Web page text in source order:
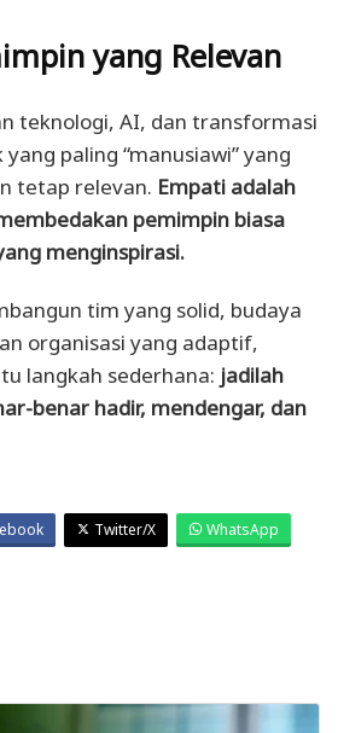
yang Relevan
teknologi, AI, dan transformasi
paling “manusiawi” yang
tetap relevan. Empati adalah
pemimpin biasa
menginspirasi.
tim yang solid, budaya
organisasi yang adaptif,
langkah sederhana: jadilah
benar hadir, mendengar, dan
Twitter/X
WhatsApp